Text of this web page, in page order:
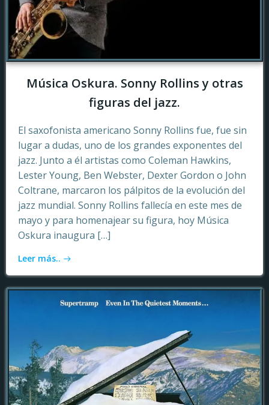
Música Oskura. Sonny Rollins y otras
figuras del jazz.
El saxofonista americano Sonny Rollins fue, fue sin
lugar a dudas, uno de los grandes exponentes del
jazz. Junto a él artistas como Coleman Hawkins,
Lester Young, Ben Webster, Dexter Gordon o John
Coltrane, marcaron los pálpitos de la evolución del
jazz mundial. Sonny Rollins fallecía en este mes de
mayo y para homenajear su figura, hoy Música
Oskura inaugura […]
Leer más..